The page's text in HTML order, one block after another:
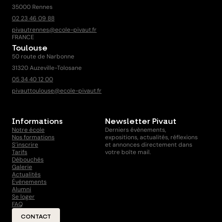
35000 Rennes
02 23 46 09 88
pivautrennes@ecole-pivaut.fr
FRANCE
Toulouse
50 route de Narbonne
31320 Auzeville-Tolosane
05 34 40 12 00
pivauttoulouse@ecole-pivaut.fr
Informations
Notre école
Nos formations
S’inscrire
Tarifs
Débouchés
Galerie
Actualités
Événements
Alumni
Se loger
FAQ
CONTACT
Newsletter Pivaut
Derniers évènements,
expositions, actualités, réflexions
et annonces directement dans
votre boîte mail.